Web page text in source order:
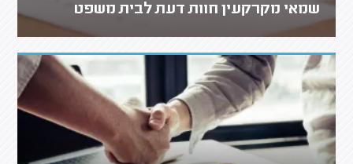
שמאי מקרקעין חוות דעת לבית משפט